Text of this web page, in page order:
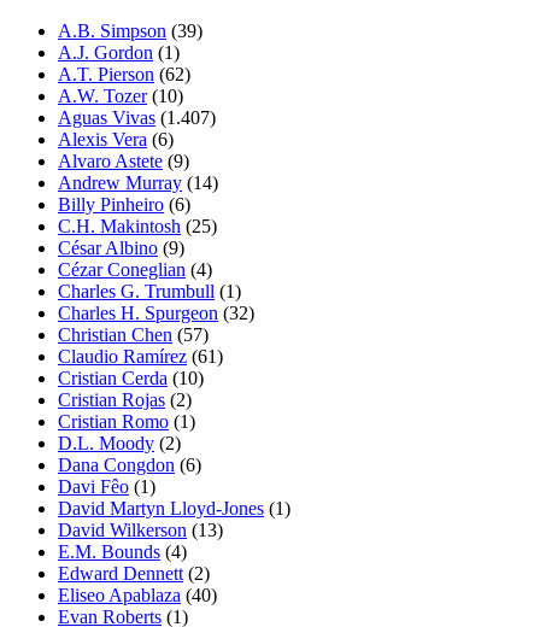
A.B. Simpson (39)
A.J. Gordon (1)
A.T. Pierson (62)
A.W. Tozer(10)
Aguas Vivas (1.407)
Alexis Vera (6)
Alvaro Astete (9)
Andrew Murray (14)
Billy Pinheiro (6)
C.H. Makintosh (25)
César Albino (9)
Cézar Coneglian (4)
Charles G. Trumbull (1)
Charles H. Spurgeon (32)
Christian Chen (57)
Claudio Ramírez (61)
Cristian Cerda (10)
Cristian Rojas (2)
Cristian Romo (1)
D.L. Moody (2)
Dana Congdon (6)
Davi Fêo (1)
David Martyn Lloyd-Jones (1)
David Wilkerson (13)
E.M. Bounds (4)
Edward Dennett (2)
Eliseo Apablaza (40)
Evan Roberts (1)